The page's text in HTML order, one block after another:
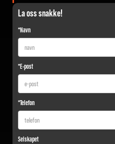
La oss snakke!
*Navn
*E-post
*Telefon
Selskapet